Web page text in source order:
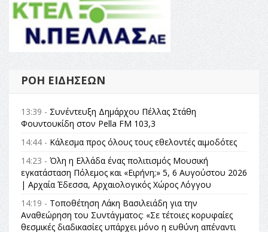
ΡΟΉ ΕΙΔΉΣΕΩΝ
13:39 - Συνέντευξη Δημάρχου Πέλλας Στάθη
Φουντουκίδη στον Pella FM 103,3
14:44 - Κάλεσμα προς όλους τους εθελοντές αιμοδότες
14:23 - Όλη η Ελλάδα ένας πολιτισμός Μουσική
εγκατάσταση Πόλεμος και «Ειρήνη;» 5, 6 Αυγούστου 2026
| Αρχαία Έδεσσα, Αρχαιολογικός Χώρος Λόγγου
14:19 - Τοποθέτηση Λάκη Βασιλειάδη για την
Αναθεώρηση του Συντάγματος: «Σε τέτοιες κορυφαίες
θεσμικές διαδικασίες υπάρχει μόνο η ευθύνη απέναντι